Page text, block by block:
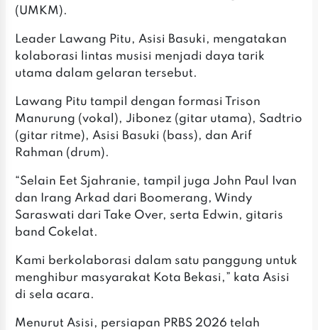
(UMKM).
‎Leader Lawang Pitu, Asisi Basuki, mengatakan
kolaborasi lintas musisi menjadi daya tarik
utama dalam gelaran tersebut.
‎‎Lawang Pitu tampil dengan formasi Trison
Manurung (vokal), Jibonez (gitar utama), Sadtrio
(gitar ritme), Asisi Basuki (bass), dan Arif
Rahman (drum).
‎“Selain Eet Sjahranie, tampil juga John Paul Ivan
dan Irang Arkad dari Boomerang, Windy
Saraswati dari Take Over, serta Edwin, gitaris
band Cokelat.
‎‎Kami berkolaborasi dalam satu panggung untuk
menghibur masyarakat Kota Bekasi,” kata Asisi
di sela acara.
‎Menurut Asisi, persiapan PRBS 2026 telah